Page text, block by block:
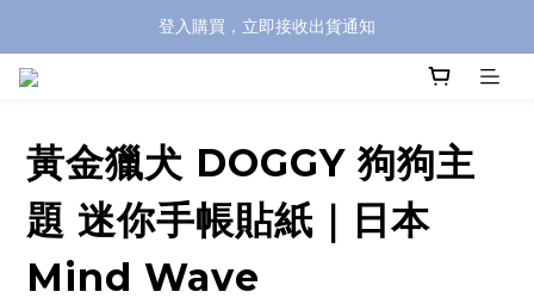
全館滿兩千免運！
登入購買，立即接收出貨通知
黃金獵犬 DOGGY 狗狗主
題 迷你手帳貼紙｜日本
Mind Wave